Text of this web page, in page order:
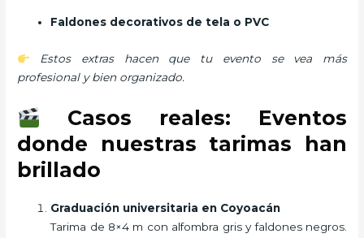
Faldones decorativos de tela o PVC
Estos extras hacen que tu evento se vea más
profesional y bien organizado.
Casos reales: Eventos
donde nuestras tarimas han
brillado
Graduación universitaria en Coyoacán
Tarima de 8×4 m con alfombra gris y faldones negros.